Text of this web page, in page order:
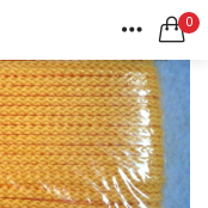
0
HOME
ACCOUNT